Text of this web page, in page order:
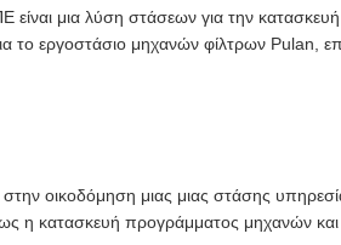
μια λύση στάσεων για την
το εργοστάσιο μηχανών φίλτρων Pulan,
οικοδόμηση μιας μιας στάσης
η κατασκευή προγράμματος μηχανών